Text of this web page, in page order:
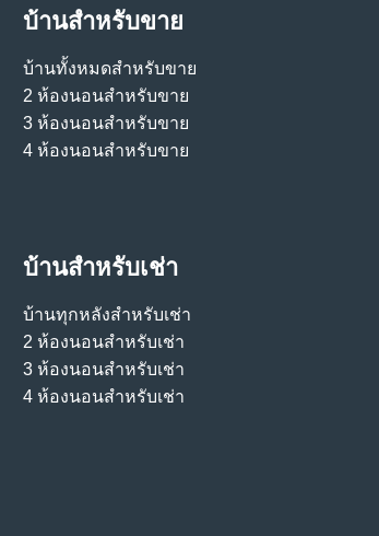
บ้านสําหรับขาย
บ้านทั้งหมดสําหรับขาย
2 ห้องนอนสําหรับขาย
3 ห้องนอนสําหรับขาย
4 ห้องนอนสําหรับขาย
บ้านสําหรับเช่า
บ้านทุกหลังสําหรับเช่า
2 ห้องนอนสําหรับเช่า
3 ห้องนอนสําหรับเช่า
4 ห้องนอนสําหรับเช่า